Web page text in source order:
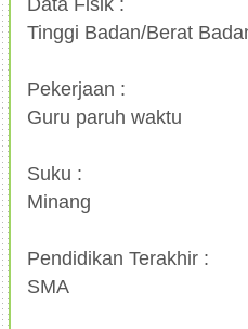
Tinggi Badan/Berat
Pekerjaan :
Guru paruh waktu
Suku :
Minang
Pendidikan Terakhir :
SMA